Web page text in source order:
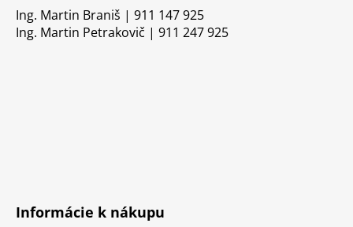
Ing. Martin Braniš | 911 147 925
Ing. Martin Petrakovič | 911 247 925
Informácie k nákupu